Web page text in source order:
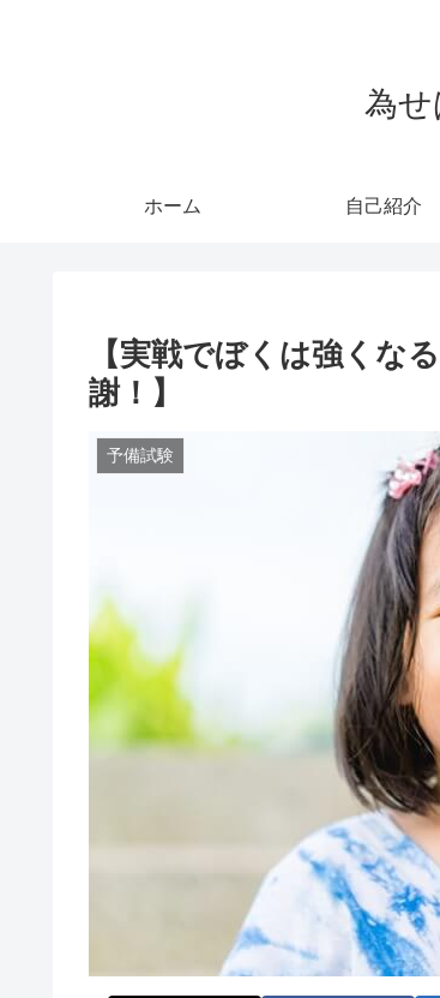
為せ
ホーム 自己紹介
【実戦でぼくは強くな
謝！】
予備試験